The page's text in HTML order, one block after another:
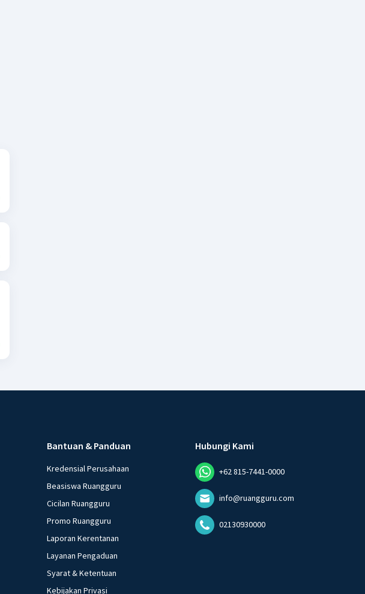
Bantuan & Panduan
Kredensial Perusahaan
Beasiswa Ruangguru
Cicilan Ruangguru
Promo Ruangguru
Laporan Kerentanan
Layanan Pengaduan
Syarat & Ketentuan
Kebijakan Privasi
Hubungi Kami
+62 815-7441-0000
info@ruangguru.com
02130930000